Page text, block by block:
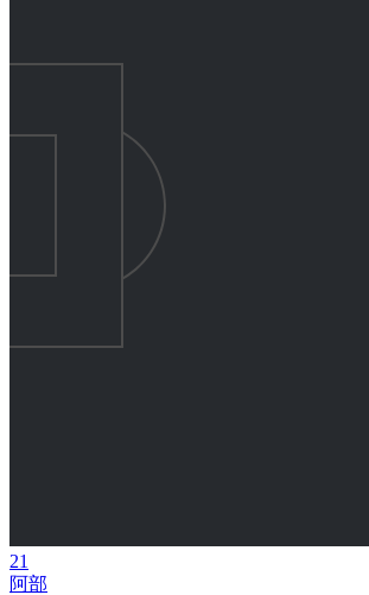
21
阿部